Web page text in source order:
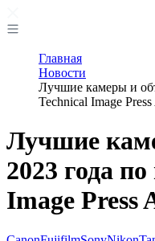
Главная
Новости
Лучшие камеры и
Technical Image
Лучшие
2023 года
Image Press